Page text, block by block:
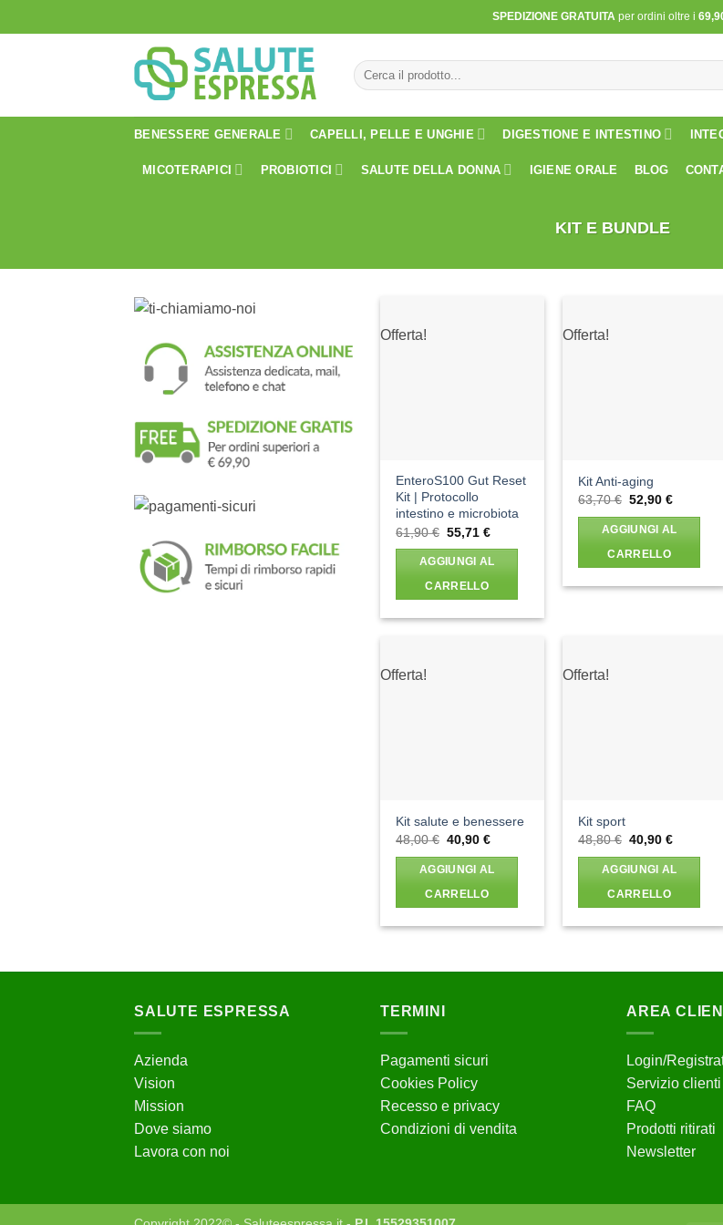
ai
SPEDIZIONE GRATUITA per ordini oltre i
Cerca:
BENESSERE GENERALE CAPELLI, PELLE E UNGHIE DIGESTIONE E INTESTINO
MICOTERAPICI PROBIOTICI SALUTE DELLA DONNA IGIENE ORALE BLOG
KIT E BUNDLE
Offerta!
EnteroS100 Gut Reset
Kit | Protocollo
intestino e microbiota
61,90€ Il
originale
era:
61,90 €.
55,71€Il
attuale
è:
AGGIUNGI AL
CARRELLO
Offerta!
Kit Anti-aging
63,70€ Il
originale
era:
63,70 €.
52,90€Il
attuale
è:
AGGIUNGI AL
CARRELLO
Offerta!
Kit salute e benessere
48,00€ Il
originale
era:
48,00 €.
40,90€Il
attuale
è:
AGGIUNGI AL
CARRELLO
Offerta!
Kit sport
48,80€ Il
originale
era:
48,80 €.
40,90€Il
attuale
è:
AGGIUNGI AL
CARRELLO
SALUTE ESPRESSA
Azienda
Vision
Mission
Dove siamo
Lavora con noi
TERMINI
Pagamenti sicuri
Cookies Policy
Recesso e privacy
Condizioni di vendita
AREA
Login/
Servizio clienti
FAQ
Prodotti ritirati
Newsletter